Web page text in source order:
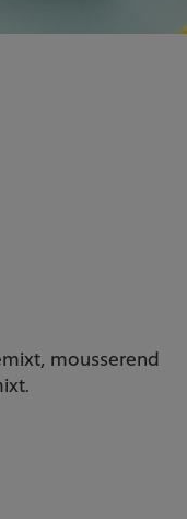
mousserend